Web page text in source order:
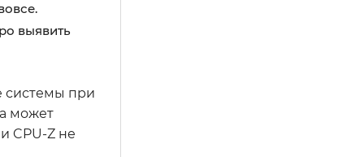
выявить
системы при
может
CPU-Z не